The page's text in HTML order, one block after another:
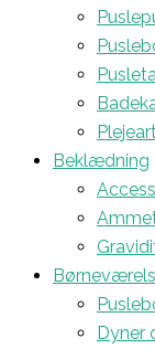
Beklædning
Dyner